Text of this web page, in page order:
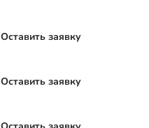
Оставить заявку
Оставить заявку